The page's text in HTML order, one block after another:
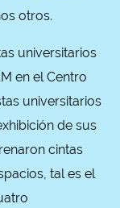
otros.
universitarios
en el Centro
universitarios
de sus
cintas
tal es el